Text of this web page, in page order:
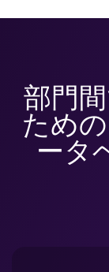
部門
ため
ータ